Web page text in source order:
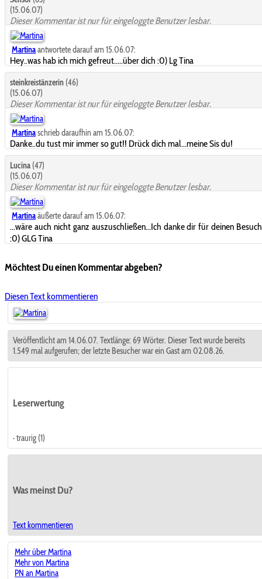
(15.06.07)
Dieser Kommentar ist nur für eingeloggte Benutzer lesbar.
Martinaantwortete darauf am 15.06.07:
Hey..was hab ich mich gefreut.....über dich :0) Lg Tina
steinkreistänzerin (46)
(15.06.07)
Dieser Kommentar ist nur für eingeloggte Benutzer lesbar.
Martinaschrieb daraufhin am 15.06.07:
Danke..du tust mir immer so gut!! Drück dich mal...meine Sis du!
Lucina (47)
(15.06.07)
Dieser Kommentar ist nur für eingeloggte Benutzer lesbar.
Martinaäußerte darauf am 15.06.07:
...wäre auch nicht ganz auszuschließen...Ich danke dir für deinen
:0) GLG Tina
Möchtest Du einen Kommentar abgeben?
Diesen Text kommentieren
Veröffentlicht am 14.06.07. Textlänge: 69 Wörter. Dieser Text wurde bereits
1.549 mal aufgerufen; der letzte Besucher war ein Gast am 02.08.26.
Leserwertung
· traurig (1)
Was meinst Du?
Text kommentieren
Mehr über Martina
Mehr von Martina
PN an Martina